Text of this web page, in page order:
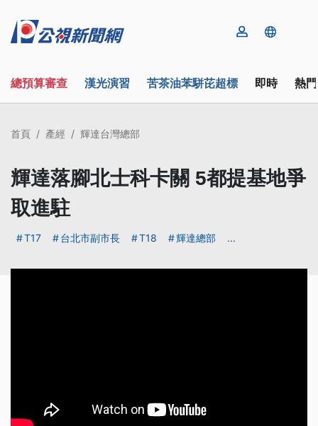
總預算審查 漢光演習 苦茶油苯駢芘超標 即時 熱
首頁 產經 輝達台灣總部
輝達落腳北士科卡關 5都提基地爭
取進駐
T17 台北市副市長 T18 輝達總部 ...